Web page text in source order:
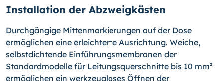
Installation der Abzweigkästen
Durchgängige Mittenmarkierungen auf der Dose
ermöglichen eine erleichterte Ausrichtung. Weiche,
selbstdichtende Einführungsmembranen der
Standardmodelle für Leitungsquerschnitte bis 10 mm²
ermöglichen ein werkzeugloses Öffnen der